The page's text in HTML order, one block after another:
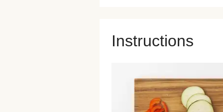
Instructions